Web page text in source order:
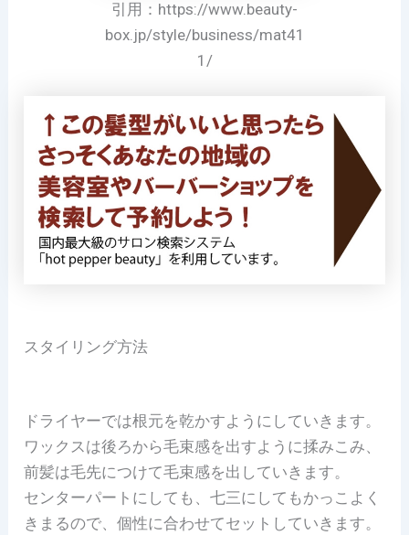
引用：https://www.beauty-
box.jp/style/business/mat41
1/
スタイリング方法
ドライヤーでは根元を乾かすようにしていきます。
ワックスは後ろから毛束感を出すように揉みこみ、
前髪は毛先につけて毛束感を出していきます。
センターパートにしても、七三にしてもかっこよく
きまるので、個性に合わせてセットしていきます。